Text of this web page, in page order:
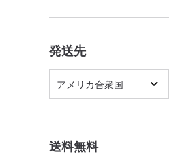
発送先
アメリカ合衆国
送料無料